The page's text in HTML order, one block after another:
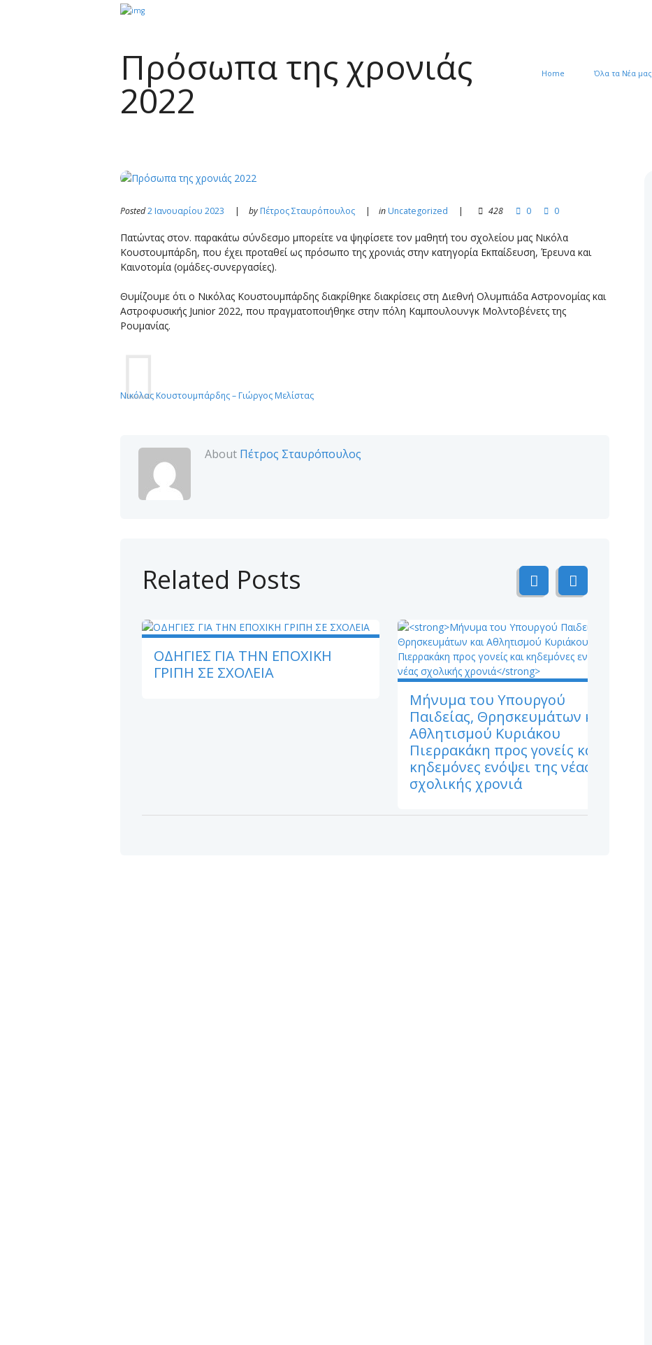
Home Όλα τα Νέα μας
Πρόσωπα της χρονιάς
2022
Posted2 Ιανουαρίου 2023 byΠέτρος Σταυρόπουλος inUncategorized 428 0 0
Πατώντας στον. παρακάτω σύνδεσμο μπορείτε να ψηφίσετε τον μαθητή του σχολείου μας Νικόλα
Κουστουμπάρδη, που έχει προταθεί ως πρόσωπο της χρονιάς στην κατηγορία Εκπαίδευση, Έρευνα και
Καινοτομία (ομάδες-συνεργασίες).
Θυμίζουμε ότι ο Νικόλας Κουστουμπάρδης διακρίθηκε διακρίσεις στη Διεθνή Ολυμπιάδα Αστρονομίας και
Αστροφυσικής Junior 2022, που πραγματοποιήθηκε στην πόλη Καμπουλουνγκ Μολντοβένετς της
Ρουμανίας.
Νικόλας Κουστουμπάρδης – Γιώργος Μελίστας
About Πέτρος Σταυρόπουλος
Related Posts
ΟΔΗΓΙΕΣ ΓΙΑ ΤΗΝ ΕΠΟΧΙΚΗ
ΓΡΙΠΗ ΣΕ ΣΧΟΛΕΙΑ
Μήνυμα του Υπουργού
Παιδείας, Θρησκευμάτων και
Αθλητισμού Κυριάκου
Πιερρακάκη προς γονείς και
κηδεμόνες ενόψει της νέας
σχολικής χρονιά